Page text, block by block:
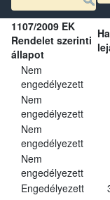
1107/2009 EK
Rendelet szerinti
állapot
Nem
engedélyezett
Nem
engedélyezett
Nem
engedélyezett
Nem
engedélyezett
Engedélyezett